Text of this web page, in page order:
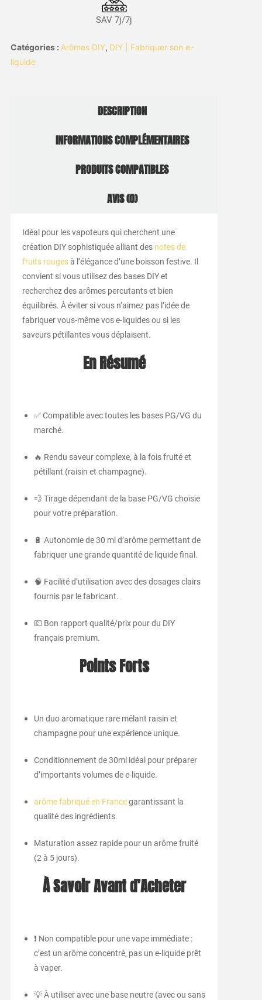
SAV 7j/7j
Catégories : Arômes DIY, DIY | Fabriquer son e-
liquide
DESCRIPTION
INFORMATIONS COMPLÉMENTAIRES
PRODUITS COMPATIBLES
AVIS (0)
Idéal pour les vapoteurs qui cherchent une
création DIY sophistiquée alliant des notes de
fruits rougesà l’élégance d’une boisson festive. Il
convient si vous utilisez des bases DIY et
recherchez des arômes percutants et bien
équilibrés. À éviter si vous n’aimez pas l’idée de
fabriquer vous-même vos e-liquides ou si les
saveurs pétillantes vous déplaisent.
En Résumé
✅ Compatible avec toutes les bases PG/VG du
marché.
🔥 Rendu saveur complexe, à la fois fruité et
pétillant (raisin et champagne).
💨 Tirage dépendant de la base PG/VG choisie
pour votre préparation.
🔋 Autonomie de 30 ml d’arôme permettant de
fabriquer une grande quantité de liquide final.
🧠 Facilité d’utilisation avec des dosages clairs
fournis par le fabricant.
💶 Bon rapport qualité/prix pour du DIY
français premium.
Points Forts
Un duo aromatique rare mêlant raisin et
champagne pour une expérience unique.
Conditionnement de 30ml idéal pour préparer
d’importants volumes de e-liquide.
arôme fabriqué en Francegarantissant la
qualité des ingrédients.
Maturation assez rapide pour un arôme fruité
(2 à 5 jours).
À Savoir Avant d’Acheter
❗ Non compatible pour une vape immédiate :
c’est un arôme concentré, pas un e-liquide prêt
à vaper.
💡 À utiliser avec une base neutre (avec ou sans